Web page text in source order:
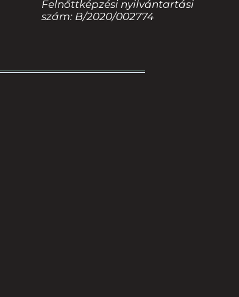
Felnőttképzési nyilvántartási
szám: B/2020/002774